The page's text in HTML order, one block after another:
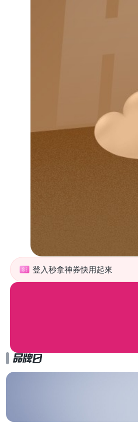
登入秒拿神券快用起來